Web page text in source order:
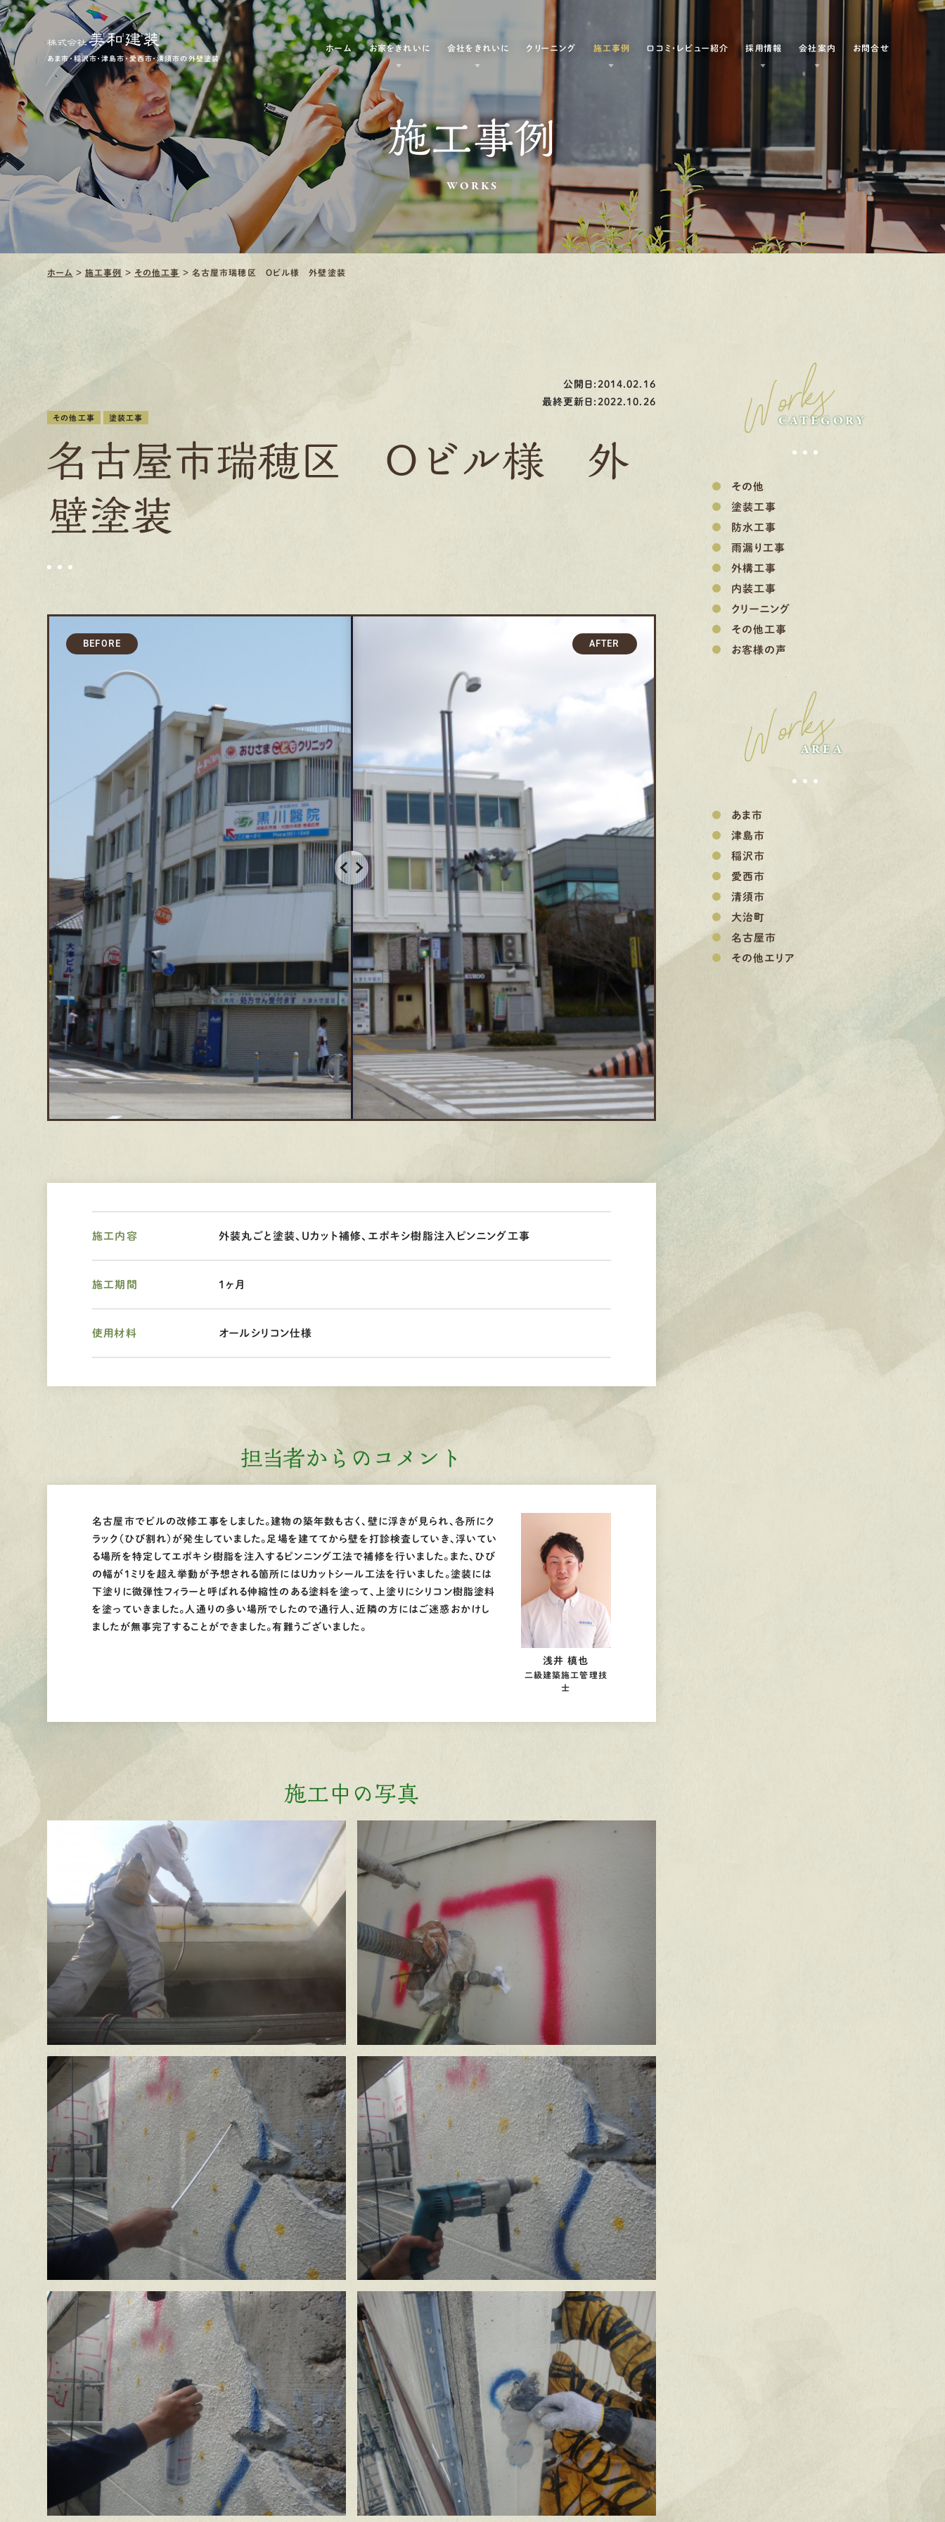
あま市・稲沢市・津島市・愛西市・清須市の外壁塗装
ホーム お家をきれいに 会社をきれいに クリーニング 施工事例 口コミ・レビュー紹介 採用情報 会社案内 お問合せ
施工事例
WORKS
ホーム > 施工事例 > その他工事 > 名古屋市瑞穂区 Oビル様 外壁塗装
公開日:2014.02.16
最終更新日:2022.10.26
その他工事 塗装工事
名古屋市瑞穂区 Oビル様 外
壁塗装
施工内容 外装丸ごと塗装、Uカット補修、エポキシ樹脂注入ピンニング工事
施工期間 1ヶ月
使用材料 オールシリコン仕様
担当者からのコメント
名古屋市でビルの改修工事をしました。建物の築年数も古く、壁に浮きが見られ、各所にク
ラック（ひび割れ）が発生していました。足場を建ててから壁を打診検査していき、浮いてい
る場所を特定してエポキシ樹脂を注入するピンニング工法で補修を行いました。また、ひび
の幅が1ミリを超え挙動が予想される箇所にはUカットシール工法を行いました。塗装には
下塗りに微弾性フィラーと呼ばれる伸縮性のある塗料を塗って、上塗りにシリコン樹脂塗料
を塗っていきました。人通りの多い場所でしたので通行人、近隣の方にはご迷惑おかけし
ましたが無事完了することができました。有難うございました。
浅井 槙也
二級建築施工管理技
士
施工中の写真
Works
CATEGORY
その他
塗装工事
防水工事
雨漏り工事
外構工事
内装工事
クリーニング
その他工事
お客様の声
Works
AREA
あま市
津島市
稲沢市
愛西市
清須市
大治町
名古屋市
その他エリア